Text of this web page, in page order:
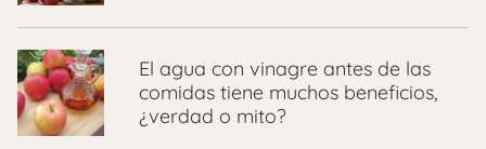
El agua con vinagre antes de las
comidas tiene muchos beneficios,
¿verdad o mito?